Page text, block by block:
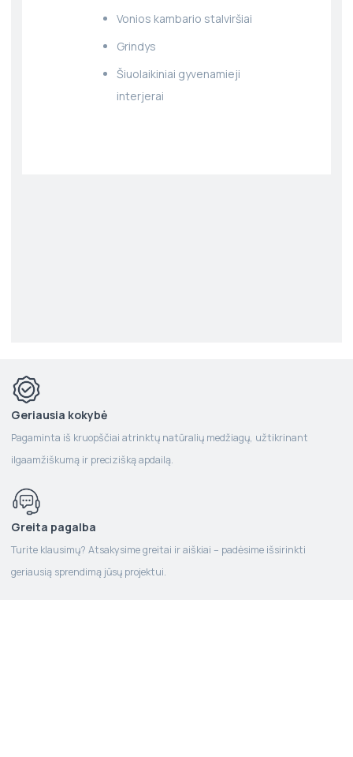
Vonios kambario stalviršiai
Grindys
Šiuolaikiniai gyvenamieji
interjerai
Geriausia kokybė
Pagaminta iš kruopščiai atrinktų natūralių medžiagų, užtikrinant
ilgaamžiškumą ir precizišką apdailą.
Greita pagalba
Turite klausimų? Atsakysime greitai ir aiškiai – padėsime išsirinkti
geriausią sprendimą jūsų projektui.